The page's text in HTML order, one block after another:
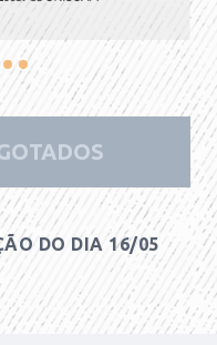
DO DIA 16/05